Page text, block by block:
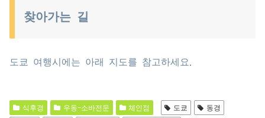
찾아가는 길
도쿄 여행시에는 아래 지도를 참고하세요.
식후경 우동-소바전문 체인점 도쿄 동경